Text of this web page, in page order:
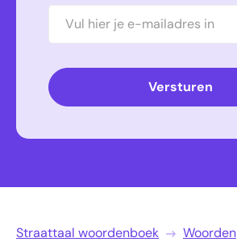
Versturen
Straattaal woordenboek Woorden